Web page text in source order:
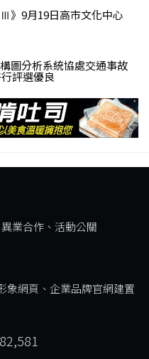
》9月19日高市文化中心
圖分析系統協處交通事故
評選優良
業合作、活動公關
象網頁、企業品牌官網建置